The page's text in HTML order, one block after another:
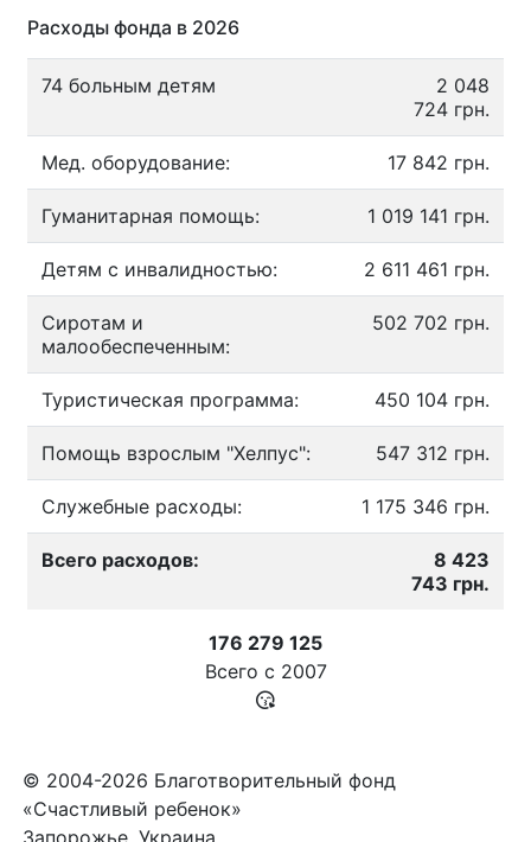
Расходы фонда в 2026
74 больным детям
2 048
724 грн.
Мед. оборудование: 17 842 грн.
Гуманитарная помощь: 1 019 141 грн.
Детям с инвалидностью: 2 611 461 грн.
Сиротам и
малообеспеченным:
502 702 грн.
Туристическая программа: 450 104 грн.
Помощь взрослым "Хелпус": 547 312 грн.
Служебные расходы: 1 175 346 грн.
Всего расходов:
8 423
743 грн.
176 279 125
Всего с 2007
© 2004-2026 Благотворительный фонд
«Счастливый ребенок»
Запорожье, Украина